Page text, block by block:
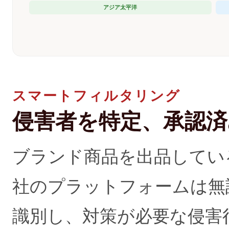
アジア太平洋
スマートフィルタリング
侵害者を特定、承認
ブランド商品を出品して
社のプラットフォームは
識別し、対策が必要な侵